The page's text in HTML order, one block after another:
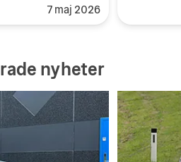
7 maj 2026
nyheter